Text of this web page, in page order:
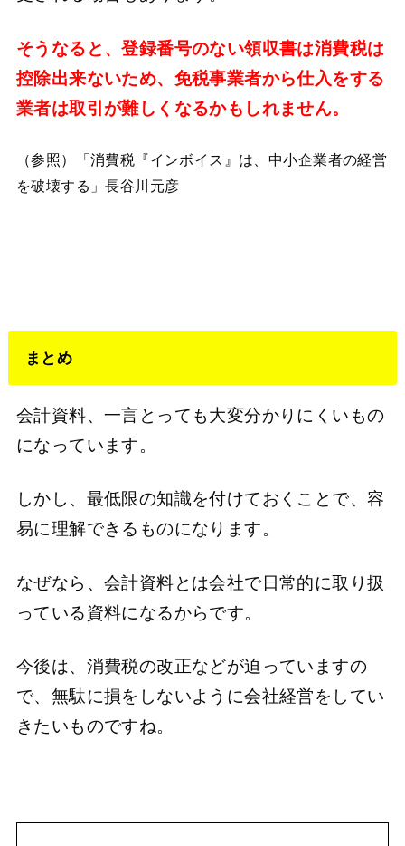
そうなると、登録番号のない領収書は消費税は
控除出来ないため、免税事業者から仕入をする
業者は取引が難しくなるかもしれません。
（参照）「消費税『インボイス』は、中小企業者の経営
を破壊する」長谷川元彦
まとめ
会計資料、一言とっても大変分かりにくいもの
になっています。
しかし、最低限の知識を付けておくことで、容
易に理解できるものになります。
なぜなら、会計資料とは会社で日常的に取り扱
っている資料になるからです。
今後は、消費税の改正などが迫っていますの
で、無駄に損をしないように会社経営をしてい
きたいものですね。